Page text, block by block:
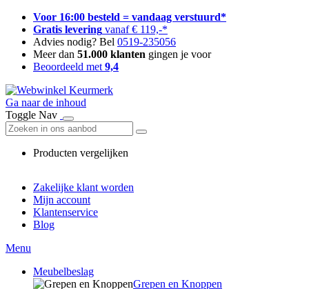
Voor 16:00 besteld = vandaag verstuurd*
Gratis levering vanaf € 119,-*
Advies nodig? Bel 0519-235056
Meer dan 51.000 klanten gingen je voor
Beoordeeld met 9,4
Ga naar de inhoud
Toggle Nav
Producten vergelijken
Zakelijke klant worden
Mijn account
Klantenservice
Blog
Menu
Meubelbeslag
Grepen en Knoppen